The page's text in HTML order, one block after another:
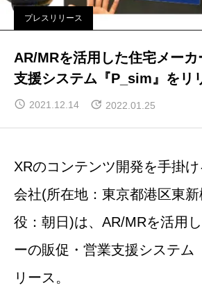
プレスリリース
AR/MRを活用した住宅メー
支援システム『P_sim』をリ
2021.12.14 2022.01.25
XRのコンテンツ開発を手掛
会社(所在地：東京都港区東
役：朝日)は、AR/MRを活用
ーの販促・営業支援システム
リース。